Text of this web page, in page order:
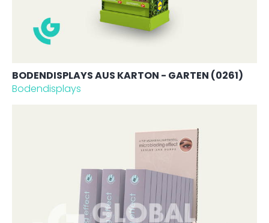
BODENDISPLAYS AUS KARTON - GARTEN (0261)
Bodendisplays